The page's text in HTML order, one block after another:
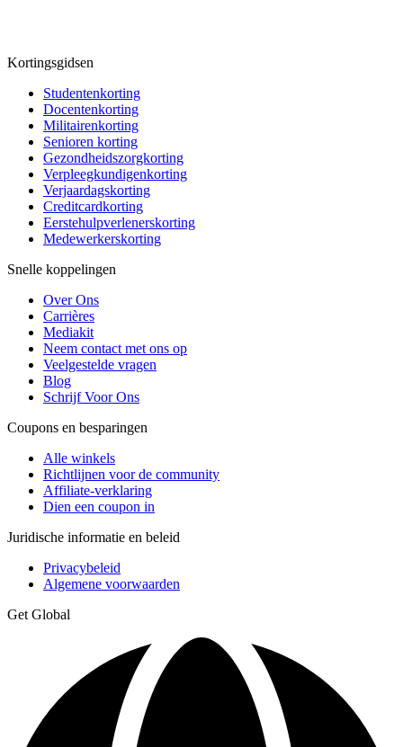
Kortingsgidsen
Studentenkorting
Docentenkorting
Militairenkorting
Senioren korting
Gezondheidszorgkorting
Verpleegkundigenkorting
Verjaardagskorting
Creditcardkorting
Eerstehulpverlenerskorting
Medewerkerskorting
Snelle koppelingen
Over Ons
Carrières
Mediakit
Neem contact met ons op
Veelgestelde vragen
Blog
Schrijf Voor Ons
Coupons en besparingen
Alle winkels
Richtlijnen voor de community
Affiliate-verklaring
Dien een coupon in
Juridische informatie en beleid
Privacybeleid
Algemene voorwaarden
Get Global